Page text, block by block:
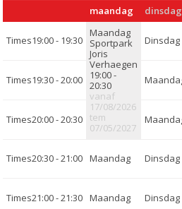
maandag dinsdag
19:00 - 19:30
Sportpark
Joris
Verhaegen
19:00 -
20:30
vanaf
17/08/2026
tem
07/05/2027
19:30 - 20:00
20:00 - 20:30
20:30 - 21:00
21:00 - 21:30